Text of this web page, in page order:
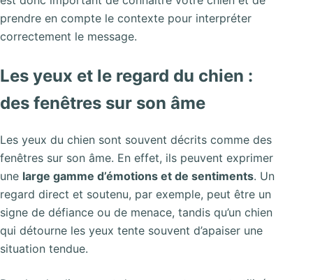
prendre en compte le contexte pour interpréter
correctement le message.
Les yeux et le regard du chien :
des fenêtres sur son âme
Les yeux du chien sont souvent décrits comme des
fenêtres sur son âme. En effet, ils peuvent exprimer
une large gamme d’émotions et de sentiments. Un
regard direct et soutenu, par exemple, peut être un
signe de défiance ou de menace, tandis qu’un chien
qui détourne les yeux tente souvent d’apaiser une
situation tendue.